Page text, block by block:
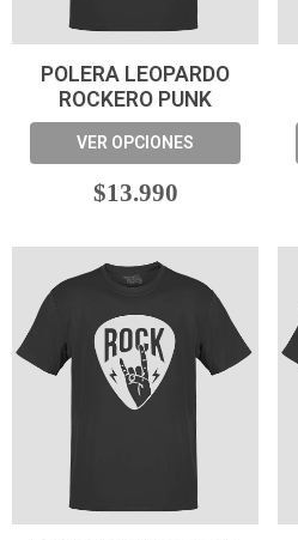
POLERA LEOPARDO
ROCKERO PUNK
VER OPCIONES
$13.990